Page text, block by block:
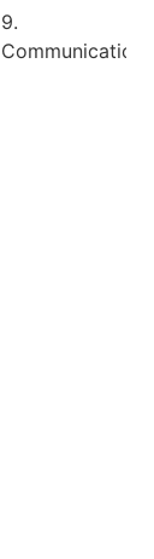
9.
Communication